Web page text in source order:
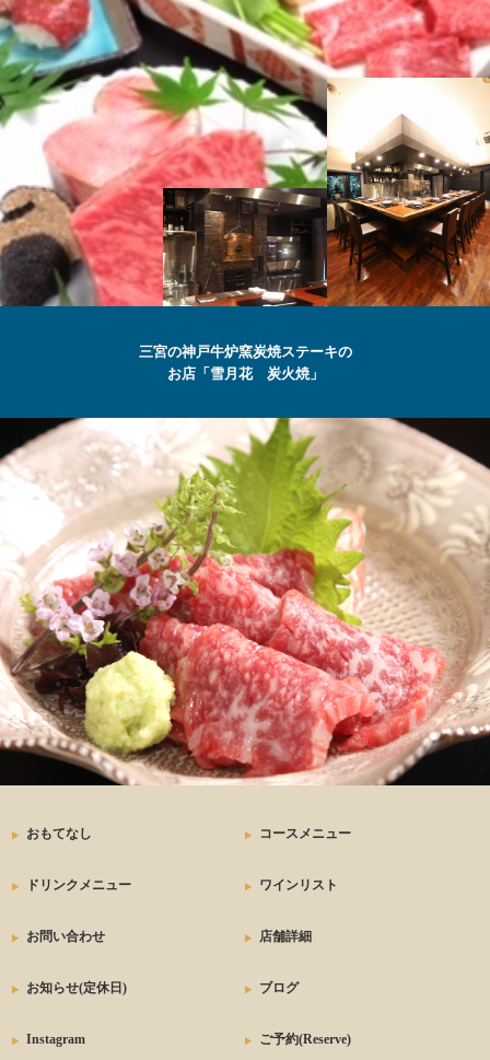
SETSUGEKKA
三宮の神戸牛炉窯炭焼ステーキの
お店「雪月花 炭火焼」
最高級の
神戸牛
ステーキ
おもてなし コースメニュー
ドリンクメニュー ワインリスト
お問い合わせ 店舗詳細
お知らせ(定休日) ブログ
Instagram ご予約(Reserve)